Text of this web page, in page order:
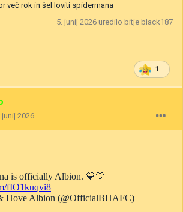
več rok in šel loviti spidermana
5. junij 2026 uredilo bitje black187
1
junij 2026